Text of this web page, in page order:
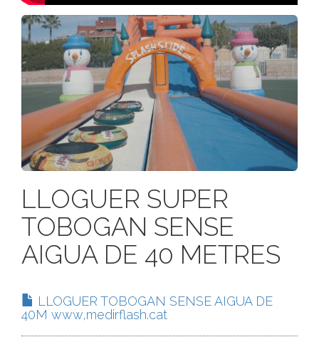
LLOGUER SUPER
TOBOGAN SENSE
AIGUA DE 40 METRES
LLOGUER TOBOGAN SENSE AIGUA DE
40M www,medirflash.cat